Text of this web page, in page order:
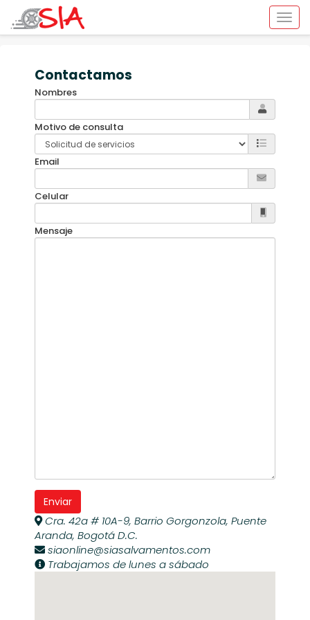
Contactamos
Nombres
Motivo de consulta
Email
Celular
Mensaje
Cra. 42a # 10A-9, Barrio Gorgonzola, Puente
Aranda, Bogotá D.C.
siaonline@siasalvamentos.com
Trabajamos de lunes a sábado